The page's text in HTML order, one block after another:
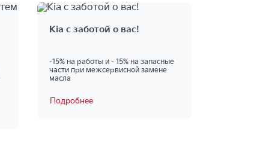
Kia с заботой о вас!
-15% на работы и - 15% на запасные
части при межсервисной замене
масла
Подробнее